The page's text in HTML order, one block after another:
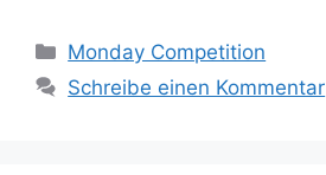
Kategorien
Monday Competition
Schreibe einen Kommentar